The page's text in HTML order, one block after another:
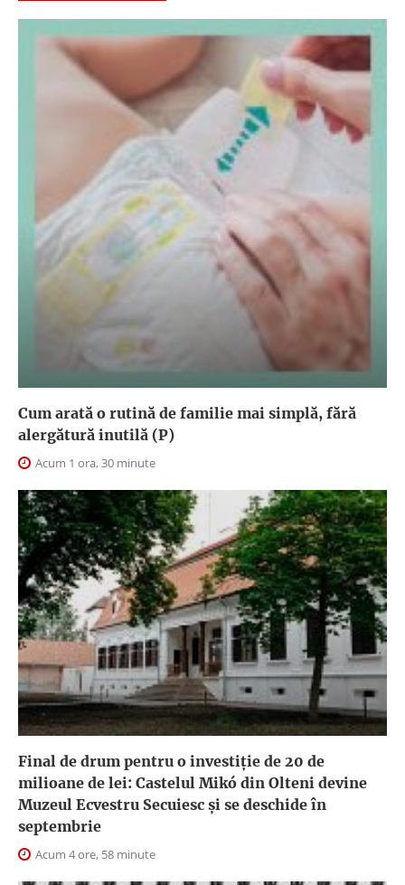
Cum arată o rutină de familie mai simplă, fără
alergătură inutilă (P)
Acum 1 ora, 30 minute
Final de drum pentru o investiție de 20 de
milioane de lei: Castelul Mikó din Olteni devine
Muzeul Ecvestru Secuiesc și se deschide în
septembrie
Acum 4 ore, 58 minute